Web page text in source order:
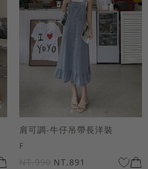
肩可調-牛仔吊帶長洋裝
F
NT.990 NT.891